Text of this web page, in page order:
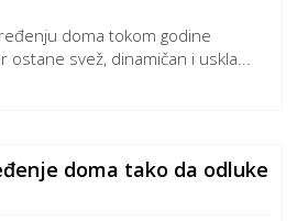
doma tokom godine
ostane svež, dinamičan i uskla...
doma tako da odluke